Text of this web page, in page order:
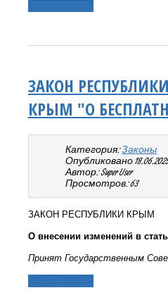
ЗАКОН
КРЫМ "О
Категория:Законы
Опубликовано
Автор: Super User
Просмотров: 63
ЗАКОН РЕСПУБЛИКИ КРЫМ
О внесении изменений в
Принят Государственным